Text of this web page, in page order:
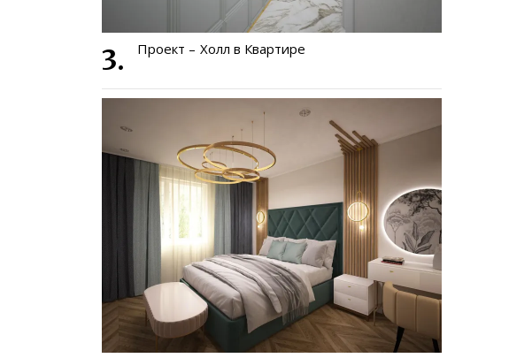
Проект – Холл в Квартире